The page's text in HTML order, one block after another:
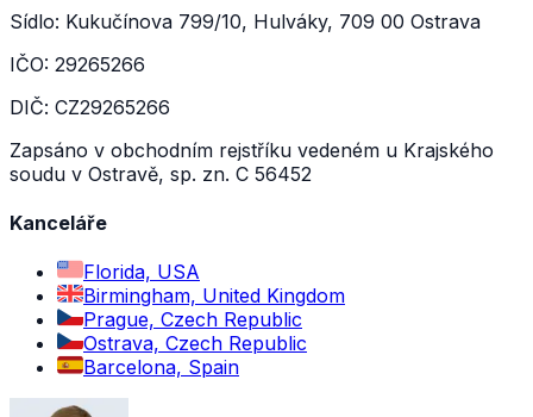
Sídlo: Kukučínova 799/10, Hulváky, 709 00 Ostrava
IČO: 29265266
DIČ: CZ29265266
Zapsáno v obchodním rejstříku vedeném u Krajského
soudu v Ostravě, sp. zn. C 56452
Kanceláře
Florida, USA
Birmingham, United Kingdom
Prague, Czech Republic
Ostrava, Czech Republic
Barcelona, Spain